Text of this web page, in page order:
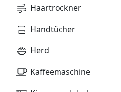
Haartrockner
Handtücher
Herd
Kaffeemaschine